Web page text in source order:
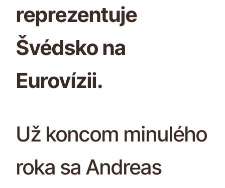
reprezentuje
Švédsko na
Eurovízii.
Už koncom minulého
roka sa Andreas